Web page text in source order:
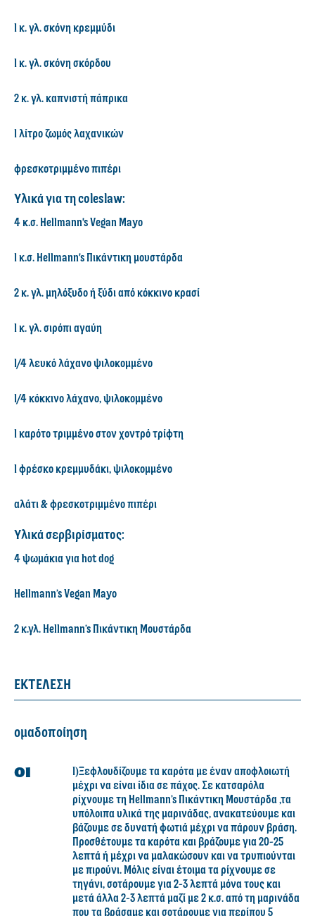
1 κ. γλ. σκόνη κρεμμύδι
1 κ. γλ. σκόνη σκόρδου
2 κ. γλ. καπνιστή πάπρικα
1 λίτρο ζωμός λαχανικών
φρεσκοτριμμένο πιπέρι
Υλικά για τη coleslaw:
4 κ.σ. Hellmann's Vegan Mayo
1 κ.σ. Hellmann's Πικάντικη μουστάρδα
2 κ. γλ. μηλόξυδο ή ξύδι από κόκκινο κρασί
1 κ. γλ. σιρόπι αγαύη
1/4 λευκό λάχανο ψιλοκομμένο
1/4 κόκκινο λάχανο, ψιλοκομμένο
1 καρότο τριμμένο στον χοντρό τρίφτη
1 φρέσκο κρεμμυδάκι, ψιλοκομμένο
αλάτι & φρεσκοτριμμένο πιπέρι
Υλικά σερβιρίσματος:
4 ψωμάκια για hot dog
Hellmann’s Vegan Mayo
2 κ.γλ. Hellmann’s Πικάντικη Mουστάρδα
ΕΚΤΕΛΕΣΗ
ομαδοποίηση
1)Ξεφλουδίζουμε τα καρότα με έναν αποφλοιωτή
μέχρι να είναι ίδια σε πάχος. Σε κατσαρόλα
ρίχνουμε τη Hellmann’s Πικάντικη Mουστάρδα ,τα
υπόλοιπα υλικά της μαρινάδας, ανακατεύουμε και
βάζουμε σε δυνατή φωτιά μέχρι να πάρουν βράση.
Προσθέτουμε τα καρότα και βράζουμε για 20-25
λεπτά ή μέχρι να μαλακώσουν και να τρυπιούνται
με πιρούνι. Μόλις είναι έτοιμα τα ρίχνουμε σε
τηγάνι, σοτάρουμε για 2-3 λεπτά μόνα τους και
μετά άλλα 2-3 λεπτά μαζί με 2 κ.σ. από τη μαρινάδα
που τα βράσαμε και σοτάρουμε για περίπου 5